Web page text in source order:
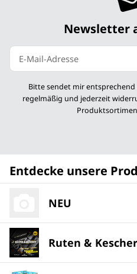
Newsletter
Bitte sendet mir entsprechend
regelmäßig und jederzeit
Entdecke unsere
NEU
Ruten & Kescher